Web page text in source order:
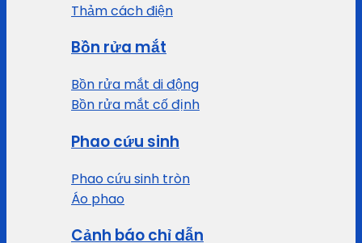
Thảm cách điện
Bồn rửa mắt
Bồn rửa mắt di động
Bồn rửa mắt cố định
Phao cứu sinh
Phao cứu sinh tròn
Áo phao
Cảnh báo chỉ dẫn